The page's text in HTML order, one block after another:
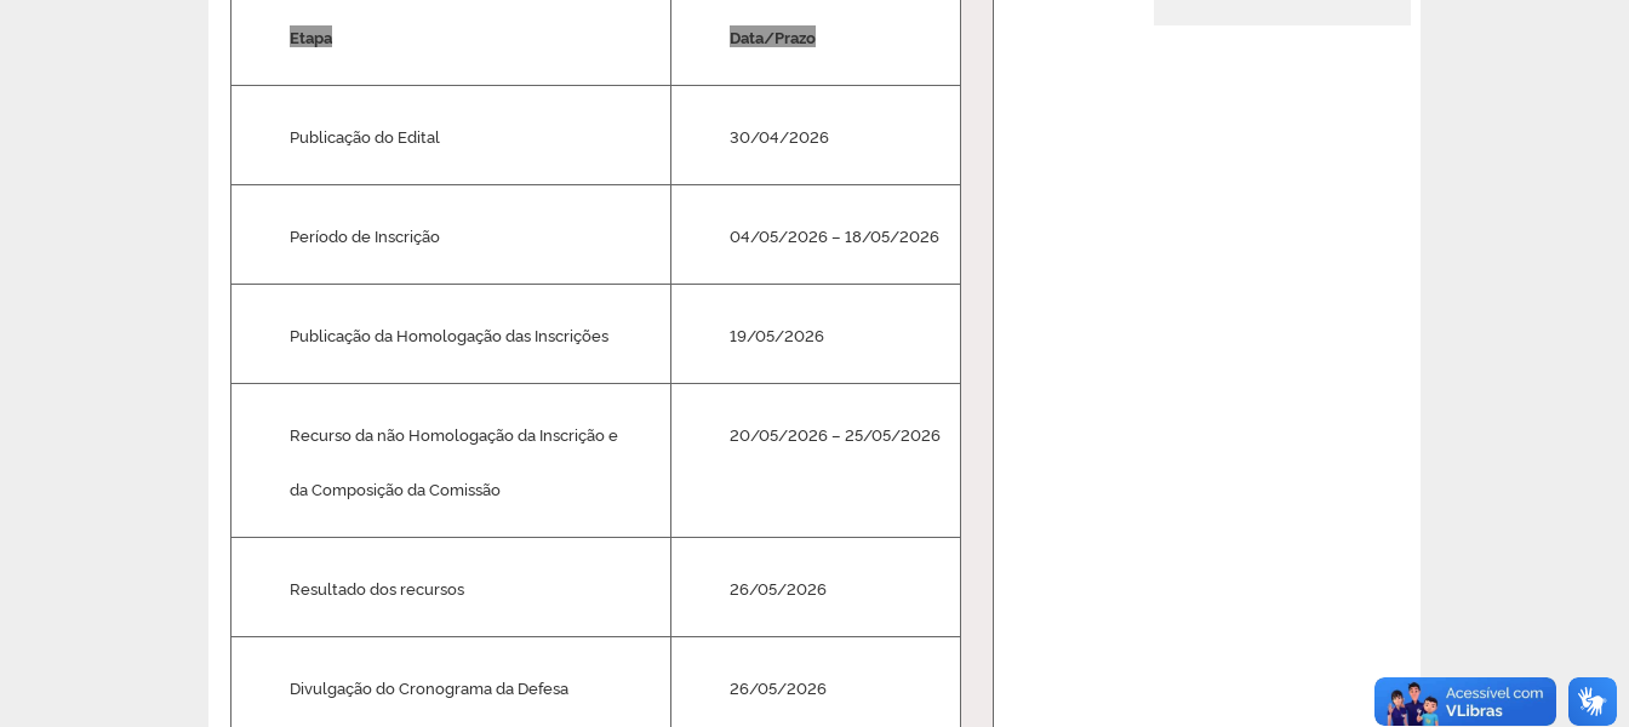
Etapa Data/Prazo
Publicação do Edital 30/04/2026
Período de Inscrição 04/05/2026 – 18/05/2026
Publicação da Homologação das Inscrições 19/05/2026
Recurso da não Homologação da Inscrição e
da Composição da Comissão
20/05/2026 – 25/05/2026
Resultado dos recursos 26/05/2026
Divulgação do Cronograma da Defesa 26/05/2026